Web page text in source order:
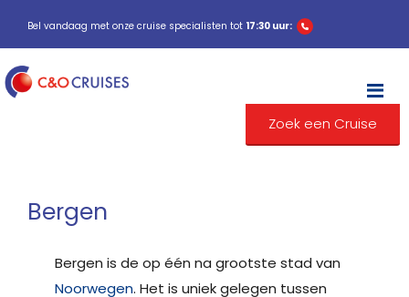
Bel vandaag met onze cruise specialisten tot 17:30 uur:
Zoek een Cruise
Bergen
Bergen is de op één na grootste stad van
Noorwegen. Het is uniek gelegen tussen